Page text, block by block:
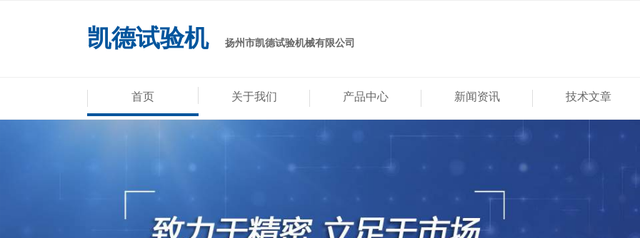
凯德试验机 扬州市凯德试验机械有限公司
首页 关于我们 产品中心 新闻资讯 技术文章